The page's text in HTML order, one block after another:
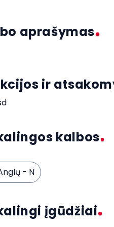
aprašymas
ir
kalbos
- N
įgūdžiai